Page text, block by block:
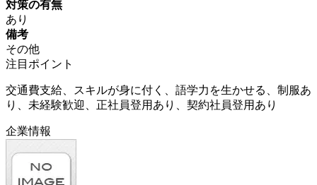
対策の有無
あり
備考
その他
注目ポイント
交通費支給、スキルが身に付く、語学力を生かせる、制服あ
り、未経験歓迎、正社員登用あり、契約社員登用あり
企業情報